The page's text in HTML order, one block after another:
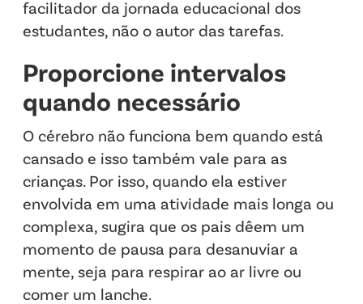
facilitador da jornada educacional dos
estudantes, não o autor das tarefas.
Proporcione intervalos
quando necessário
O cérebro não funciona bem quando está
cansado e isso também vale para as
crianças. Por isso, quando ela estiver
envolvida em uma atividade mais longa ou
complexa, sugira que os pais dêem um
momento de pausa para desanuviar a
mente, seja para respirar ao ar livre ou
comer um lanche.